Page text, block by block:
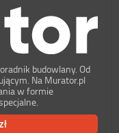
budowlany. Od
Na Murator.pl
w formie